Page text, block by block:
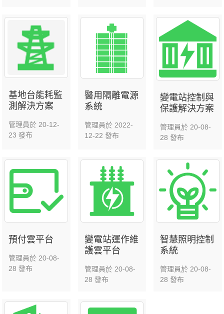
基地台能耗監
測解決方案
管理員於 20-12-
23 發布
醫用隔離電源
系統
管理員於 2022-
12-22 發布
變電站控制與
保護解決方案
管理員於 20-08-
28 發布
預付雲平台
管理員於 20-08-
28 發布
變電站運作維
護雲平台
管理員於 20-08-
28 發布
智慧照明控制
系統
管理員於 20-08-
28 發布